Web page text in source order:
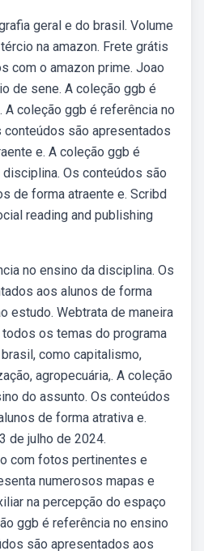
geral e do brasil. Volume
na amazon. Frete grátis
com o amazon prime. Joao
de sene. A coleção ggb é
A coleção ggb é referência no
conteúdos são apresentados
e. A coleção ggb é
Os conteúdos são
de forma atraente e. Scribd
reading and publishing
no ensino da disciplina. Os
aos alunos de forma
estudo. Webtrata de maneira
os temas do programa
como capitalismo,
agropecuária,. A coleção
do assunto. Os conteúdos
de forma atrativa e.
de julho de 2024.
com fotos pertinentes e
numerosos mapas e
na percepção do espaço
ggb é referência no ensino
são apresentados aos